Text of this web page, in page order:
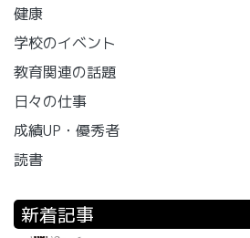
健康
学校のイベント
教育関連の話題
日々の仕事
成績UP・優秀者
読書
新着記事